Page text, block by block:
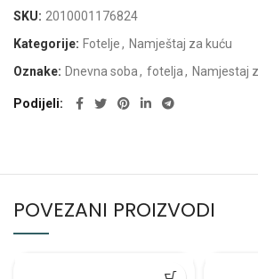
SKU: 2010001176824
Kategorije: Fotelje, Namještaj za kuću
Oznake: Dnevna soba, fotelja, Namjestaj
Podijeli
POVEZANI PROIZVODI